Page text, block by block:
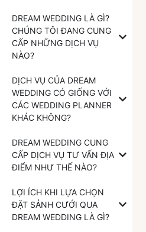
DREAM WEDDING LÀ GÌ?
CHÚNG TÔI ĐANG CUNG
CẤP NHỮNG DỊCH VỤ
NÀO?
DỊCH VỤ CỦA DREAM
WEDDING CÓ GIỐNG VỚI
CÁC WEDDING PLANNER
KHÁC KHÔNG?
DREAM WEDDING CUNG
CẤP DỊCH VỤ TƯ VẤN ĐỊA
ĐIỂM NHƯ THẾ NÀO?
LỢI ÍCH KHI LỰA CHỌN
ĐẶT SẢNH CƯỚI QUA
DREAM WEDDING LÀ GÌ?